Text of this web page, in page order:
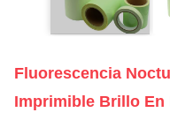
Fluorescencia
Imprimible Brillo En